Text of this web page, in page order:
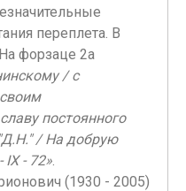
переплета. В
форзаце 2а
/ с
постоянного
/ На добрую
- 72».
(1930 - 2005)